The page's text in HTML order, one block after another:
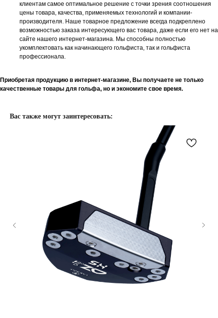
клиентам самое оптимальное решение с точки зрения соотношения
цены товара, качества, применяемых технологий и компании-
производителя. Наше товарное предложение всегда подкреплено
возможностью заказа интересующего вас товара, даже если его нет на
сайте нашего интернет-магазина. Мы способны полностью
укомплектовать как начинающего гольфиста, так и гольфиста
профессионала.
Приобретая продукцию в интернет-магазине, Вы получаете не только
качественные товары для гольфа, но и экономите свое время.
Вас также могут заинтересовать: